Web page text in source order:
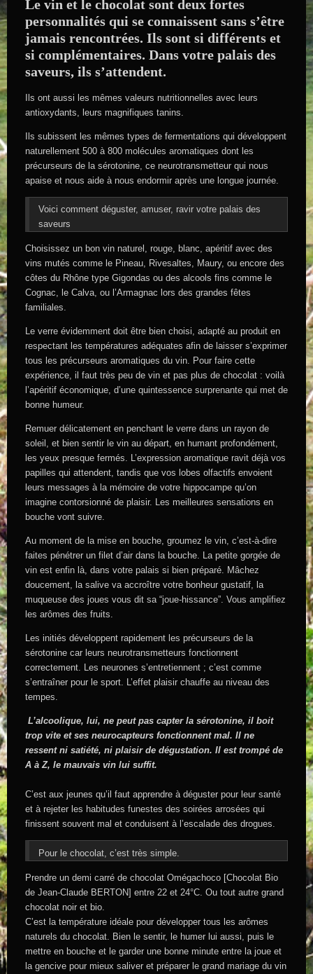
Le vin et le chocolat sont deux fortes
personnalités qui se connaissent sans s’être
jamais rencontrées. Ils sont si différents et
si complémentaires. Dans votre palais des
saveurs, ils s’attendent.
Ils ont aussi les mêmes valeurs nutritionnelles avec leurs
antioxydants, leurs magnifiques tanins.
Ils subissent les mêmes types de fermentations qui développent
naturellement 500 à 800 molécules aromatiques dont les
précurseurs de la sérotonine, ce neurotransmetteur qui nous
apaise et nous aide à nous endormir après une longue journée.
Voici comment déguster, amuser, ravir votre palais des
saveurs
Choisissez un bon vin naturel, rouge, blanc, apéritif avec des
vins mutés comme le Pineau, Rivesaltes, Maury, ou encore des
côtes du Rhône type Gigondas ou des alcools fins comme le
Cognac, le Calva, ou l’Armagnac lors des grandes fêtes
familiales.
Le verre évidemment doit être bien choisi, adapté au produit en
respectant les températures adéquates afin de laisser s’exprimer
tous les précurseurs aromatiques du vin. Pour faire cette
expérience, il faut très peu de vin et pas plus de chocolat : voilà
l’apéritif économique, d’une quintessence surprenante qui met de
bonne humeur.
Remuer délicatement en penchant le verre dans un rayon de
soleil, et bien sentir le vin au départ, en humant profondément,
les yeux presque fermés. L’expression aromatique ravit déjà vos
papilles qui attendent, tandis que vos lobes olfactifs envoient
leurs messages à la mémoire de votre hippocampe qu’on
imagine contorsionné de plaisir. Les meilleures sensations en
bouche vont suivre.
Au moment de la mise en bouche, groumez le vin, c’est-à-dire
faites pénétrer un filet d’air dans la bouche. La petite gorgée de
vin est enfin là, dans votre palais si bien préparé. Mâchez
doucement, la salive va accroître votre bonheur gustatif, la
muqueuse des joues vous dit sa “joue-hissance”. Vous amplifiez
les arômes des fruits.
Les initiés développent rapidement les précurseurs de la
sérotonine car leurs neurotransmetteurs fonctionnent
correctement. Les neurones s’entretiennent ; c’est comme
s’entraîner pour le sport. L’effet plaisir chauffe au niveau des
tempes.
L’alcoolique, lui, ne peut pas capter la sérotonine, il boit
trop vite et ses neurocapteurs fonctionnent mal. Il ne
ressent ni satiété, ni plaisir de dégustation. Il est trompé de
A à Z, le mauvais vin lui suffit.
C’est aux jeunes qu’il faut apprendre à déguster pour leur santé
et à rejeter les habitudes funestes des soirées arrosées qui
finissent souvent mal et conduisent à l’escalade des drogues.
Pour le chocolat, c’est très simple.
Prendre un demi carré de chocolat Omégachoco [Chocolat Bio
de Jean-Claude BERTON] entre 22 et 24°C. Ou tout autre grand
chocolat noir et bio.
C’est la température idéale pour développer tous les arômes
naturels du chocolat. Bien le sentir, le humer lui aussi, puis le
mettre en bouche et le garder une bonne minute entre la joue et
la gencive pour mieux saliver et préparer le grand mariage du vin